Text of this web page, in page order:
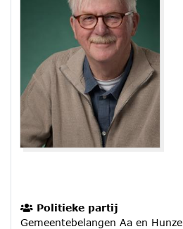
Politieke partij
Gemeentebelangen Aa en Hunze